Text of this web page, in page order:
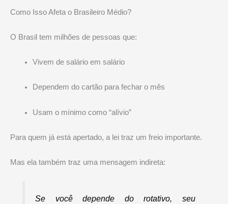
Como Isso Afeta o Brasileiro Médio?
O Brasil tem milhões de pessoas que:
Vivem de salário em salário
Dependem do cartão para fechar o mês
Usam o mínimo como “alívio”
Para quem já está apertado, a lei traz um freio importante.
Mas ela também traz uma mensagem indireta:
Se você depende do rotativo, seu